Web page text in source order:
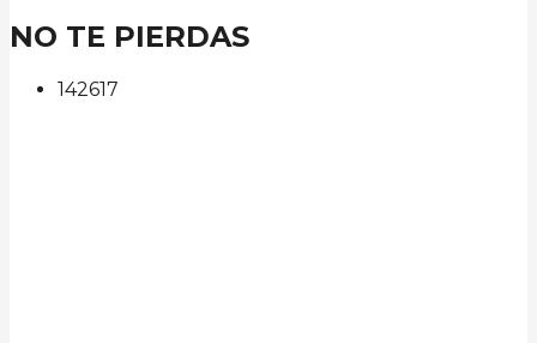
NO TE PIERDAS
142617